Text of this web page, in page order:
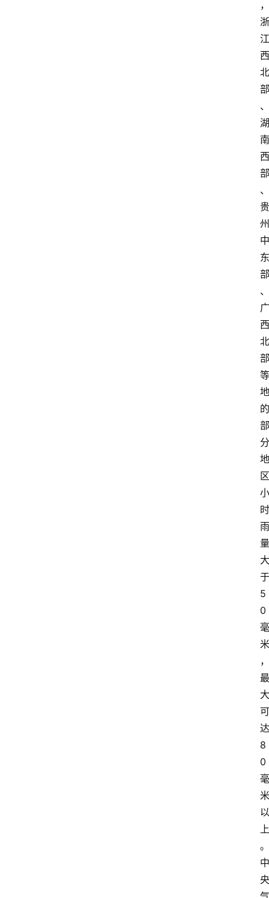
，
浙
江
西
北
部
、
湖
南
西
部
、
贵
州
中
东
部
、
广
西
北
部
等
地
的
部
分
地
区
小
时
雨
量
大
于
5
0
毫
米
，
最
大
可
达
8
0
毫
米
以
上
。
中
央